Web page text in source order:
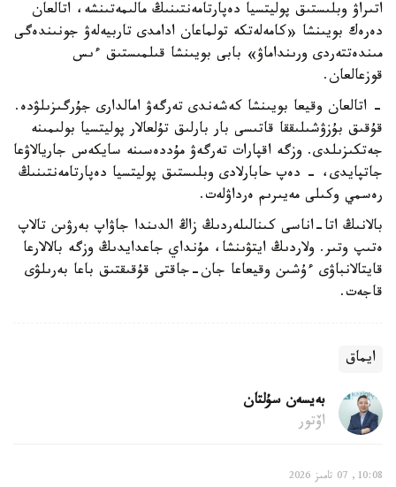
اتىراۋ وبلىستىق پوليتسيا دەپارتامەنتىنىڭ مالىمەتىنشە، اتالعان
دەرەك بويىنشا «كامەلەتكە تولماعان ادامدى تاربيەلەۋ جونىندەگى
مىندەتتەردى ورىنداماۋ» بابى بويىنشا قىلمىستىق ءىس
قوزعالعان.
- اتالعان وقيعا بويىنشا كەشەندى تەرگەۋ امالدارى جۇرگىزىلۋدە.
قۇقىق بۇزۋشىلىققا قاتىسى بار بارلىق تۇلعالار پوليتسيا بولىمىنە
جەتكىزىلدى. وزگە اقپارات تەرگەۋ مۇددەسىنە سايكەس جاريالاۋعا
جاتپايدى، - دەپ حابارلادى وبلىستىق پوليتسيا دەپارتامەنتىنىڭ
رەسمي وكىلى مەيىرىم ەرداۋلەت.
بالانىڭ اتا-اناسى كىنالىلەردىڭ زاڭ الدىندا جاۋاپ بەرۋىن تالاپ
ەتىپ وتىر. ولاردىڭ ايتۋىنشا، مۇنداي جاعدايدىڭ وزگە بالالارعا
قايتالانباۋى ءۇشىن وقيعاعا جان-جاقتى قۇقىقتىق باعا بەرىلۋى
قاجەت.
ايماق
بەيسەن سۇلتان
اۆتور
10:08, 07 تامىز 2026